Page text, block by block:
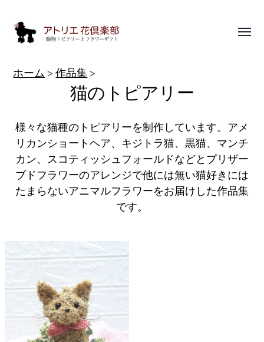
動
ピ
ア
リ
ー
作
|
ト
リ
ホーム 作品集
猫のトピアリー
様々な猫種のトピアリーを制作しています。アメ
リカンショートヘア、キジトラ猫、黒猫、マンチ
カン、スコティッシュフォールドなどとプリザー
ブドフラワーのアレンジで他には無い猫好きには
たまらないアニマルフラワーをお届けした作品集
です。